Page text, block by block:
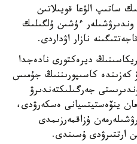
ساتىپ الۋعا قويىلاتىن
وندىرۋشىلەر ءۇشىن ۇلگىلىك
نازار اۋداردى.
ديرەكتورى نادەجدا
كەزىندە كاسىپورىننىڭ جۇمىس
جەرگىلىكتەندىرۋ
ينۆەستيتسيانى ەسكەرۋدى،
ۇزاقمەرزىمدى
ارتتىرۋدى ۇسىندى.